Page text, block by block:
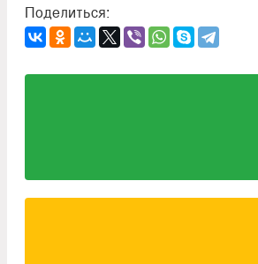
Поделиться: